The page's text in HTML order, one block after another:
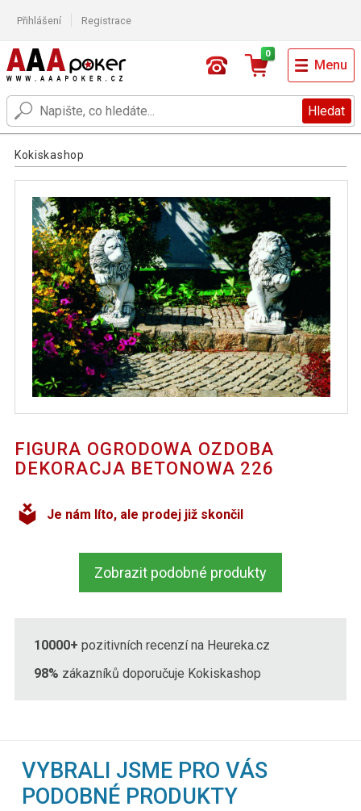
Přihlášení Registrace
Hledat
0
Menu
Kokiskashop
FIGURA OGRODOWA OZDOBA
DEKORACJA BETONOWA 226
Je nám líto, ale prodej již skončil
Zobrazit podobné produkty
10000+ pozitivních recenzí na Heureka.cz
98% zákazníků doporučuje Kokiskashop
VYBRALI JSME PRO VÁS
PODOBNÉ PRODUKTY